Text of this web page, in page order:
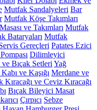
Mutfak Sandalyeleri Bar
Mutfak Köşe Takımları
ve Takımları Mutfak
Bataryaları Mutfak
Gereçleri Patates Ezici
Dilimleyici
ve Bıçak Setleri Yağ
ve Kaşığı Merdane ve
Kıracağı ve Ceviz Kıracağı
Bıçak Bileyici Masat
Çırpıcı Sebze